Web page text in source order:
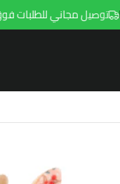
توصيل مجاني للطلبات فوق 299ريال داخل مدينه الرياض مع توصيل هامتارو